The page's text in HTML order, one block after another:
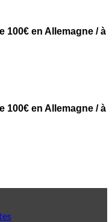
100€ en Allemagne / à
100€ en Allemagne / à